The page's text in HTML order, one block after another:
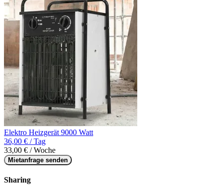
Elektro Heizgerät 9000 Watt
36,00 € / Tag
33,00 € / Woche
Mietanfrage senden
Sharing